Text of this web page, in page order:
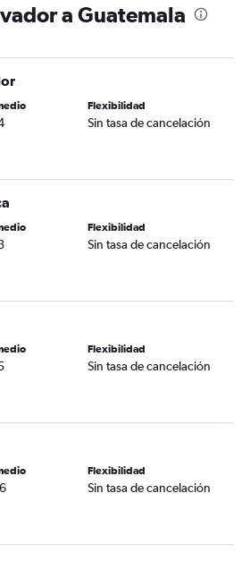
a Guatemala
Flexibilidad
Sin tasa de cancelación
Flexibilidad
Sin tasa de cancelación
Flexibilidad
Sin tasa de cancelación
Flexibilidad
Sin tasa de cancelación